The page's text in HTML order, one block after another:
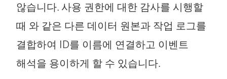
창
에
않습니다. 사용 권한에 대한 감사를 시행할
때 와 같은 다른 데이터 원본과 작업 로그를
결합하여 ID를 이름에 연결하고 이벤트
해석을 용이하게 할 수 있습니다.